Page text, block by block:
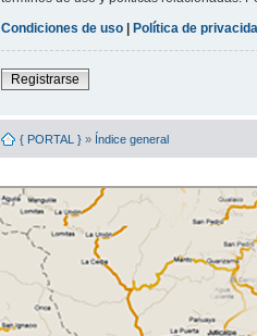
Condiciones de uso | Política de
Registrarse
{ PORTAL } » Índice general